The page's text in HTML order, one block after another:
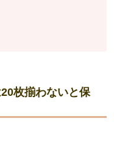
枚揃わないと保